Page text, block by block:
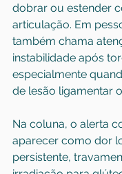
dobrar ou estender
articulação. Em
também chama
instabilidade após
especialmente
de lesão ligamentar
Na coluna, o alerta
aparecer como dor
persistente,